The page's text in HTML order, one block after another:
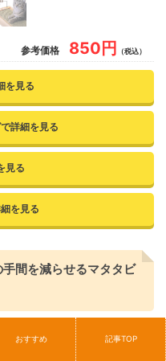
参考価格 850円 （税込）
を見る
詳細を見る
見る
を見る
間を減らせるマタタビ
に設置したいときにも便利
おすすめ 記事TOP